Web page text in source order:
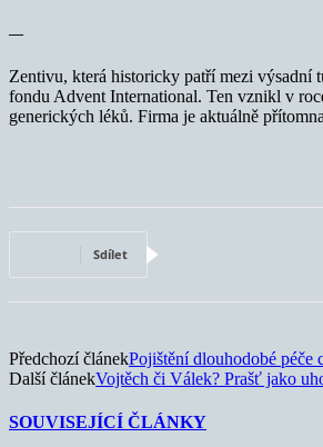
—
Zentivu, která historicky patří mezi výsadní
fondu Advent International. Ten vznikl v
generických léků. Firma je aktuálně
Sdílet
Předchozí článekPojištění dlouhodobé péče
Další článekVojtěch či Válek? Prašť jako
SOUVISEJÍCÍ ČLÁNKY